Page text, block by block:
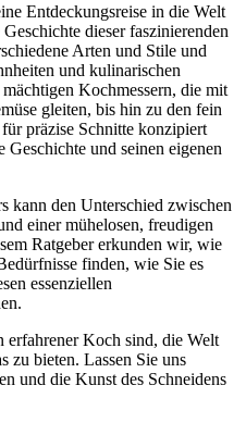
Entdeckungsreise in die Welt
dieser faszinierenden
Arten und Stile und
und kulinarischen
Kochmessern, die mit
gleiten, bis hin zu den fein
präzise Schnitte konzipiert
Geschichte und seinen eigenen
kann den Unterschied zwischen
einer mühelosen, freudigen
Ratgeber erkunden wir, wie
finden, wie Sie es
essenziellen
erfahrener Koch sind, die Welt
zu bieten. Lassen Sie uns
und die Kunst des Schneidens